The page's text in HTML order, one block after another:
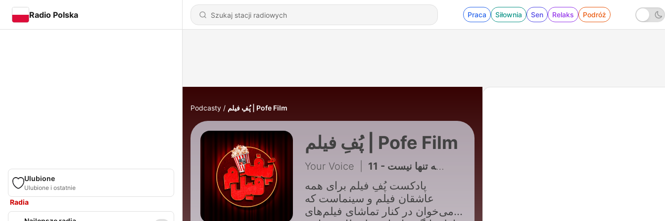
Radio Polska Praca Siłownia Sen Relaks Podróż
Ulubione
Ulubione i ostatnie
Radia
Podcasty پُفِ فیلم | Pofe Film
پُفِ فیلم | Pofe Film
Your Voice
پادکست پُفِ فیلم برای همه
عاشقان فیلم و سینماست که
می‌خوان در کنار تماشای فیلم‌های